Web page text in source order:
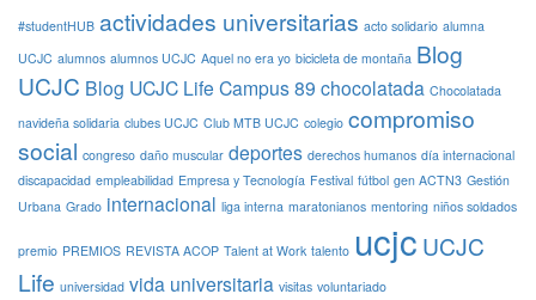
#studentHUB actividades universitarias acto solidario alumna
UCJC alumnos alumnos UCJC Aquel no era yo bicicleta de montaña Blog
UCJC Blog UCJC Life Campus 89 chocolatada Chocolatada
navideña solidaria clubes UCJC Club MTB UCJC colegio compromiso
social congreso daño muscular deportes derechos humanos día internacional
discapacidad empleabilidad Empresa y Tecnología Festival fútbol gen ACTN3 Gestión
Urbana Grado internacional liga interna maratonianos mentoring niños soldados
premio PREMIOS REVISTA ACOP Talent at Work talento ucjc UCJC
Life universidad vida universitaria visitas voluntariado